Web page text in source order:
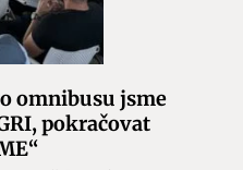
omnibusu jsme
pokračovat